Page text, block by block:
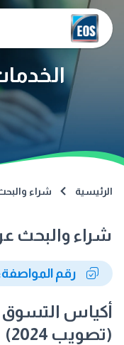
الرئيسية شراء
شراء والبحث
رقم المواصفة: 8918 /
أكياس التسوق
(تصويب 2024)